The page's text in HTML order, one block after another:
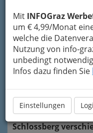
Mit INFOGraz
um € 4,99/Monat
welche die
Nutzung von info-
unbedingt
Infos dazu finden Sie
Einstellungen
von
Mehrheit der
nach dem Guten
Communitys
Schlossberg
und der
verschiedenen
Schlossberg